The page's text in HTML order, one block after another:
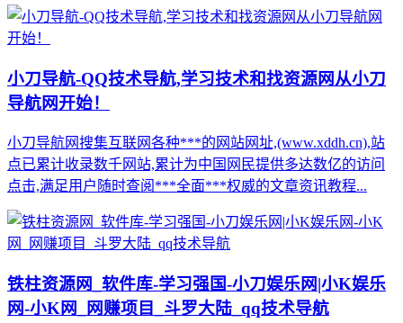
小刀导航-QQ技术导航,学习技术和找资源网从小刀
导航网开始！
小刀导航网搜集互联网各种***的网站网址,(www.xddh.cn),站
点已累计收录数千网站,累计为中国网民提供多达数亿的访问
点击,满足用户随时查阅***全面***权威的文章资讯教程...
铁柱资源网_软件库-学习强国-小刀娱乐网|小K娱乐
网-小K网_网赚项目_斗罗大陆_qq技术导航